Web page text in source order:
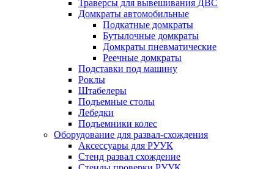
Траверсы для вывешивания ДВС
Домкраты автомобильные
Подкатные домкраты
Бутылочные домкраты
Домкраты пневматические
Реечные домкраты
Подставки под машину
Роклы
Штабелеры
Подъемные столы
Лебедки
Подъемники колес
Оборудование для развал-схождения
Аксессуары для РУУК
Стенд развал схождение